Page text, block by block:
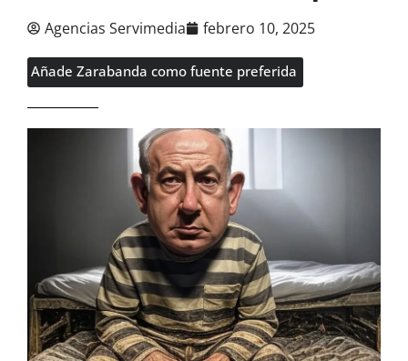
Agencias Servimedia febrero 10, 2025
Añade Zarabanda como fuente preferida